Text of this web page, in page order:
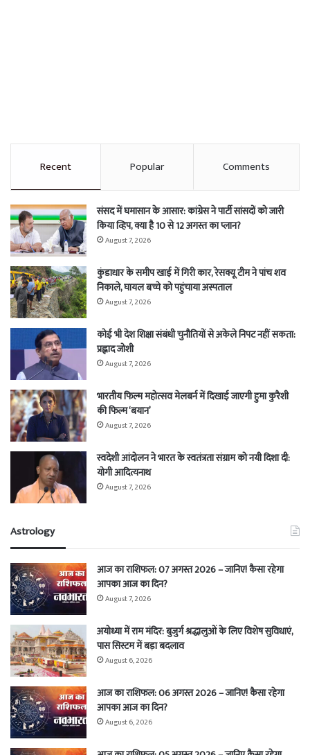
Recent Popular Comments
संसद में घमासान के आसार: कांग्रेस ने पार्टी सांसदों को जारी
किया व्हिप, क्या है 10 से 12 अगस्त का प्लान?
August 7, 2026
कुंडाधार के समीप खाई में गिरी कार, रेसक्यू टीम ने पांच शव
निकाले, घायल बच्चे को पहुंचाया अस्पताल
August 7, 2026
कोई भी देश शिक्षा संबंधी चुनौतियों से अकेले निपट नहीं सकता:
प्रह्लाद जोशी
August 7, 2026
भारतीय फिल्म महोत्सव मेलबर्न में दिखाई जाएगी हुमा कुरैशी
की फिल्म ‘बयान’
August 7, 2026
स्वदेशी आंदोलन ने भारत के स्वतंत्रता संग्राम को नयी दिशा दी:
योगी आदित्यनाथ
August 7, 2026
Astrology
आज का राशिफल: 07 अगस्त 2026 – जानिए! कैसा रहेगा
आपका आज का दिन?
August 7, 2026
अयोध्या में राम मंदिर: बुजुर्ग श्रद्धालुओं के लिए विशेष सुविधाएं,
पास सिस्टम में बड़ा बदलाव
August 6, 2026
आज का राशिफल: 06 अगस्त 2026 – जानिए! कैसा रहेगा
आपका आज का दिन?
August 6, 2026